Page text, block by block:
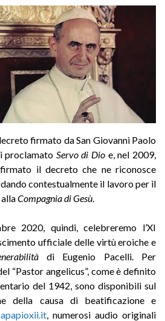
firmato da San Giovanni Paolo
proclamato Servo di Dio e, nel 2009,
il decreto che ne riconosce
contestualmente il lavoro per il
Compagnia di Gesù
2020, quindi, celebreremo l’XI
ufficiale delle virtù eroiche e
di Eugenio Pacelli. Per
“Pastor angelicus”, come è definito
del 1942, sono disponibili sul
della causa di beatificazione e
, numerosi audio originali